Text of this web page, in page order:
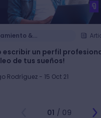
&
escribir un perfil
de tus sueños!
Rodríguez - 15 Oct 21
01 / 09